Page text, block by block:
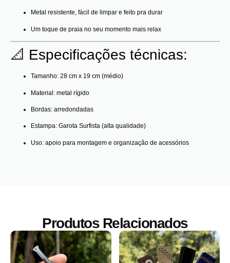
Metal resistente, fácil de limpar e feito pra durar
Um toque de praia no seu momento mais relax
📐 Especificações técnicas:
Tamanho: 28 cm x 19 cm (médio)
Material: metal rígido
Bordas: arredondadas
Estampa: Garota Surfista (alta qualidade)
Uso: apoio para montagem e organização de acessórios
Produtos Relacionados